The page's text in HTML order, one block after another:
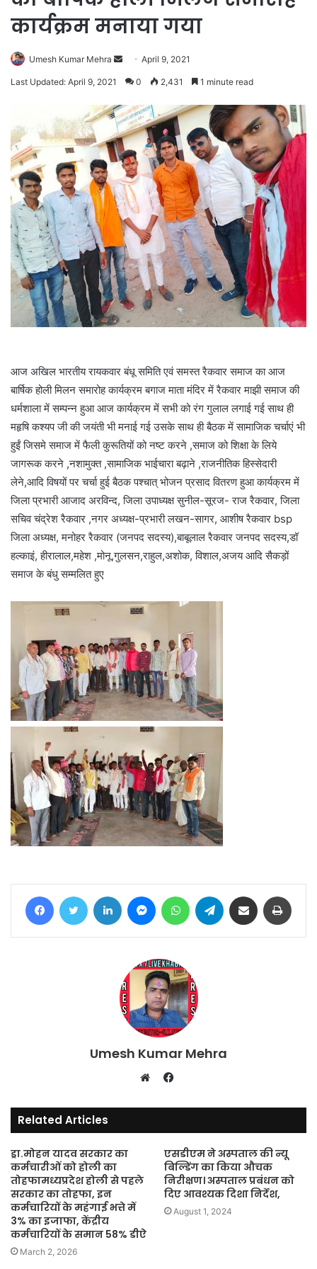
कार्यक्रम मनाया गया
Umesh Kumar Mehra
Send
an
April 9, 2021
Last Updated: April 9, 2021 0 2,431 1 minute read
आज अखिल भारतीय रायकवार बंधू समिति एवं समस्त रैकवार समाज का आज
बार्षिक होली मिलन समारोह कार्यक्रम बगाज माता मंदिर में रैकवार माझी समाज की
धर्मशाला में सम्पन्न हुआ आज कार्यक्रम में सभी को रंग गुलाल लगाई गई साथ ही
महृषि कश्यप जी की जयंती भी मनाई गई उसके साथ ही बैठक में सामाजिक चर्चाएं भी
हुईं जिसमे समाज में फैली कुरूतियों को नष्ट करने ,समाज को शिक्षा के लिये
जागरूक करने ,नशामुक्त ,सामाजिक भाईचारा बढ़ाने ,राजनीतिक हिस्सेदारी
लेने,आदि विषयों पर चर्चा हुई बैठक पश्चात् भोजन प्रसाद वितरण हुआ कार्यक्रम में
जिला प्रभारी आजाद अरविन्द, जिला उपाध्यक्ष सुनील-सूरज- राज रैकवार, जिला
सचिव चंद्रेश रैकवार ,नगर अध्यक्ष-प्रभारी लखन-सागर, आशीष रैकवार bsp
जिला अध्यक्ष, मनोहर रैकवार (जनपद सदस्य),बाबूलाल रैकवार जनपद सदस्य,डॉ
हल्काइं, हीरालाल,महेश ,मोनू,गुलसन,राहुल,अशोक, विशाल,अजय आदि सैकड़ों
समाज के बंधु सम्मलित हुए
FacebookTwitter LinkedIn MessengerWhatsAppTelegram Share via Email
Umesh Kumar Mehra
Facebook
Related Articles
ड्रा.मोहन यादव सरकार का
कर्मचारीओं को होली का
तोहफामध्यप्रदेश होली से पहले
सरकार का तोहफा, इन
कर्मचारियों के महंगाई भत्ते में
3% का इजाफा, केंद्रीय
कर्मचारियों के समान 58% डीऐ
March 2, 2026
एसडीएम ने अस्पताल की न्यू
बिल्डिंग का किया औचक
निरीक्षण। अस्पताल प्रबंधन को
दिए आवश्यक दिशा निर्देश,
August 1, 2024